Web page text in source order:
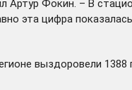
Фокин. – В
эта цифра
выздоровели